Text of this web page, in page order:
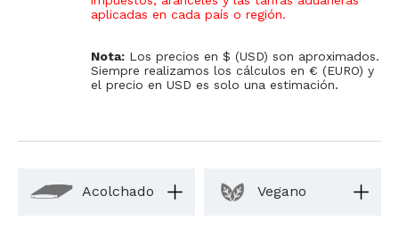
aplicadas en cada país o región.
Nota: Los precios en $ (USD) son aproximados.
Siempre realizamos los cálculos en € (EURO) y
el precio en USD es solo una estimación.
Acolchado Vegano